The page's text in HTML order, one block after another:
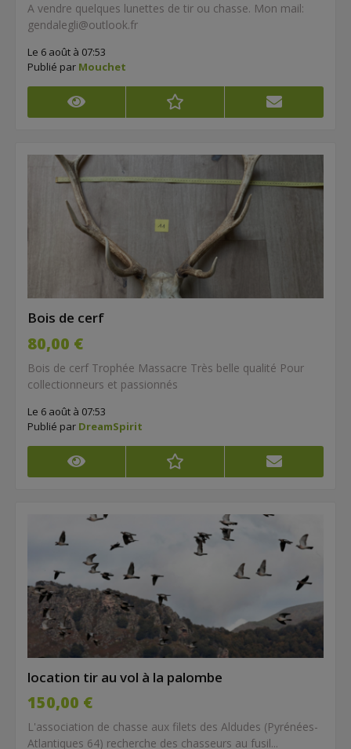
A vendre quelques lunettes de tir ou chasse. Mon mail:
gendalegli@outlook.fr
Le 6 août à 07:53
Publié par Mouchet
Bois de cerf
80,00 €
Bois de cerf Trophée Massacre Très belle qualité Pour
collectionneurs et passionnés
Le 6 août à 07:53
Publié par DreamSpirit
location tir au vol à la palombe
150,00 €
L'association de chasse aux filets des Aldudes (Pyrénées-
Atlantiques 64) recherche des chasseurs au fusil...